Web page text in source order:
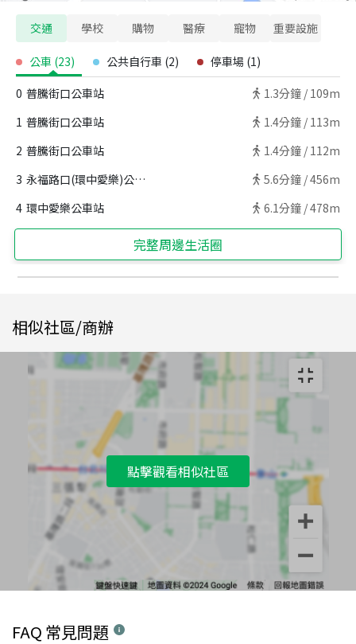
交通 學校 購物 醫療 寵物 重要設施
公車 (23) 公共自行車 (2) 停車場 (1)
0 普騰街口公車站 1.3分鐘 / 109m
1 普騰街口公車站 1.4分鐘 / 113m
2 普騰街口公車站 1.4分鐘 / 112m
3 永福路口(環中愛樂)公車站 5.6分鐘 /456m
4 環中愛樂公車站 6.1分鐘 /478m
完整周邊生活圈
相似社區/商辦
點擊觀看相似社區
FAQ 常見問題